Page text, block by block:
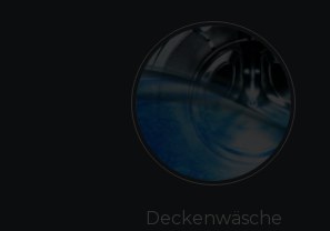
Deckenwäsche